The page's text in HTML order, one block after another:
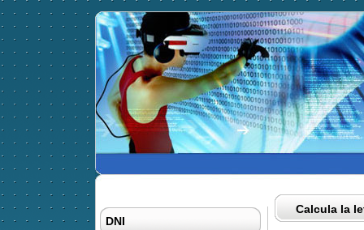
Calcula la
DNI